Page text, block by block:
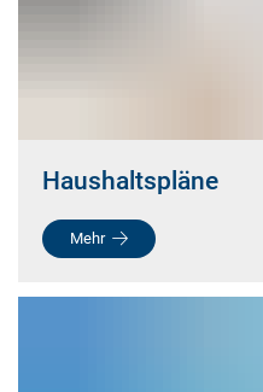
Haushaltspläne
Mehr